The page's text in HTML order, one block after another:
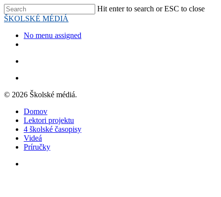
Skip
to
content
Hit enter to search or ESC to close
Close
ŠKOLSKÉ MÉDIÁ
search
Menu
No menu assigned
© 2026 Školské médiá.
Close
Menu
Domov
Lektori projektu
4 školské časopisy
Videá
Príručky